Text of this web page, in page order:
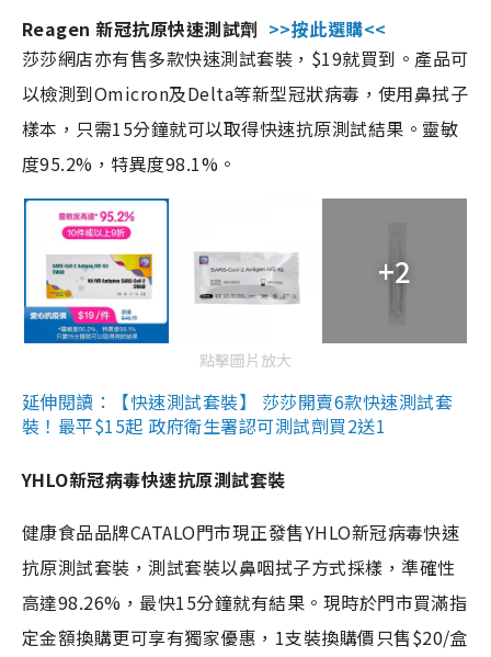
Reagen 新冠抗原快速測試劑 >>按此選購<<
莎莎網店亦有售多款快速測試套裝，$19就買到。產品可
以檢測到Omicron及Delta等新型冠狀病毒，使用鼻拭子
樣本，只需15分鐘就可以取得快速抗原測試結果。靈敏
度95.2%，特異度98.1%。
+2
點擊圖片放大
延伸閱讀：【快速測試套裝】 莎莎開賣6款快速測試套
裝！最平$15起 政府衛生署認可測試劑買2送1
YHLO新冠病毒快速抗原測試套裝
健康食品品牌CATALO門市現正發售YHLO新冠病毒快速
抗原測試套裝，測試套裝以鼻咽拭子方式採樣，準確性
高達98.26%，最快15分鐘就有結果。現時於門市買滿指
定金額換購更可享有獨家優惠，1支裝換購價只售$20/盒